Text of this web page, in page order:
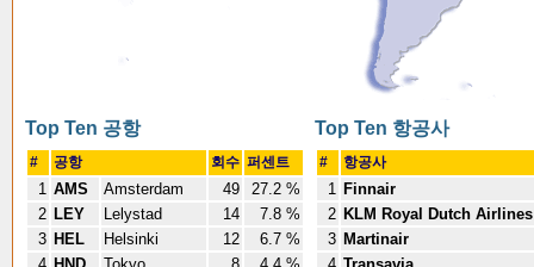
Top Ten 공항
# 공항 회수 퍼센트
1 AMS Amsterdam 49
27.2 %
2 LEY Lelystad 14
7.8 %
3 HEL Helsinki 12
6.7 %
Top Ten 항공사
# 항공사
1 Finnair
2 KLM Royal Dutch Airlines
3 Martinair